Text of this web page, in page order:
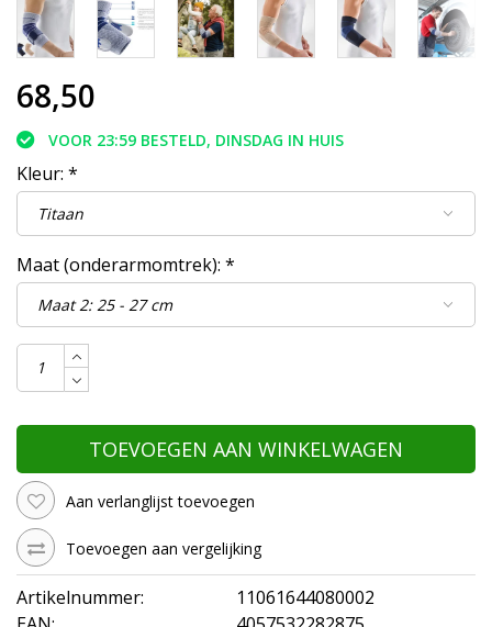
68,50
VOOR 23:59 BESTELD, DINSDAG IN HUIS
Kleur: *
Maat (onderarmomtrek): *
TOEVOEGEN AAN WINKELWAGEN
Aan verlanglijst toevoegen
Toevoegen aan vergelijking
Artikelnummer:
11061644080002